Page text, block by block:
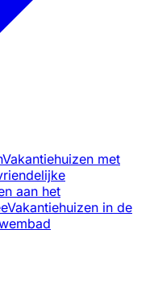
Vakantiehuizen met
aan het
Vakantiehuizen in de